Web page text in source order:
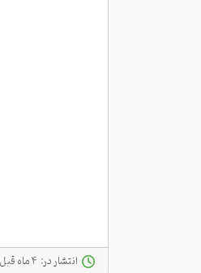
انتشار در: